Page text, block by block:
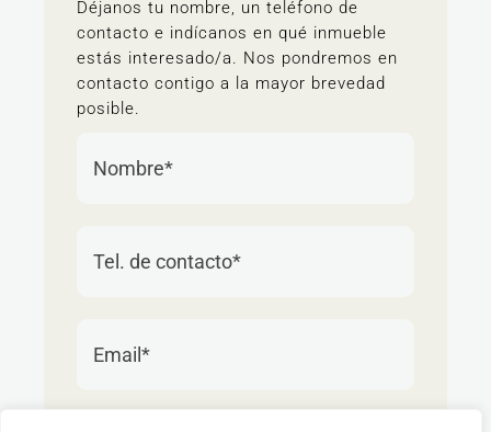
Déjanos tu nombre, un teléfono de
contacto e indícanos en qué inmueble
estás interesado/a. Nos pondremos en
contacto contigo a la mayor brevedad
posible.